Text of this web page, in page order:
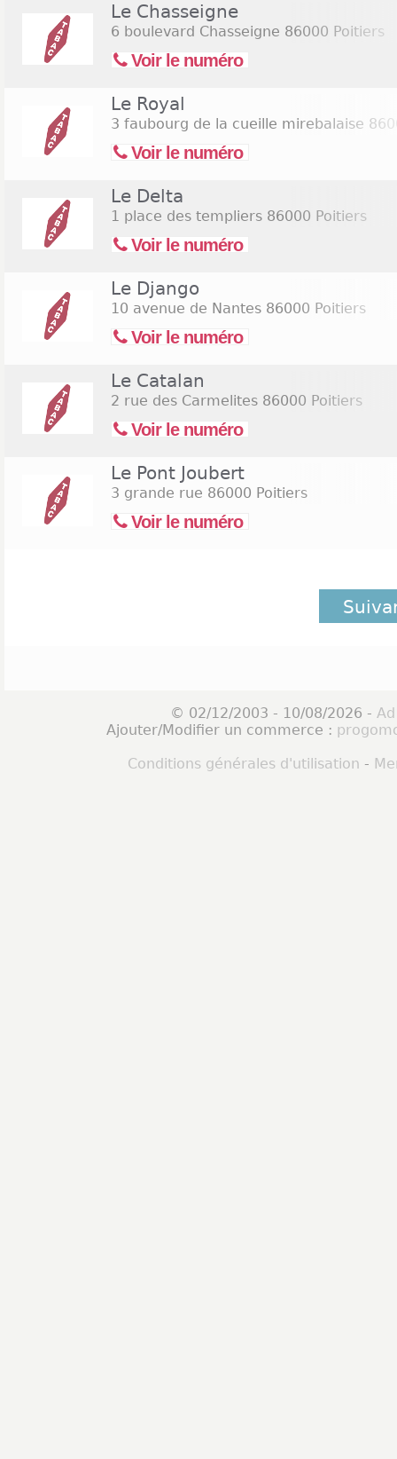
Le Chasseigne
6 boulevard Chasseigne 86000 Poitiers
Voir le numéro
Le Royal
3 faubourg de la cueille mirebalaise
Voir le numéro
Le Delta
1 place des templiers 86000 Poitiers
Voir le numéro
Le Django
10 avenue de Nantes 86000 Poitiers
Voir le numéro
Le Catalan
2 rue des Carmelites 86000 Poitiers
Voir le numéro
Le Pont Joubert
3 grande rue 86000 Poitiers
Voir le numéro
© 02/12/2003 - 10/08/2026 -
Ajouter/Modifier un commerce :
Conditions générales d'utilisation -